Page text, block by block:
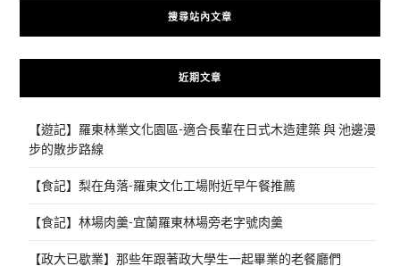
搜尋站內文章
近期文章
【遊記】羅東林業文化園區-適合長輩在日式木造建築 與 池邊漫
步的散步路線
【食記】梨在角落-羅東文化工場附近早午餐推薦
【食記】林場肉羹-宜蘭羅東林場旁老字號肉羹
【政大已歇業】那些年跟著政大學生一起畢業的老餐廳們